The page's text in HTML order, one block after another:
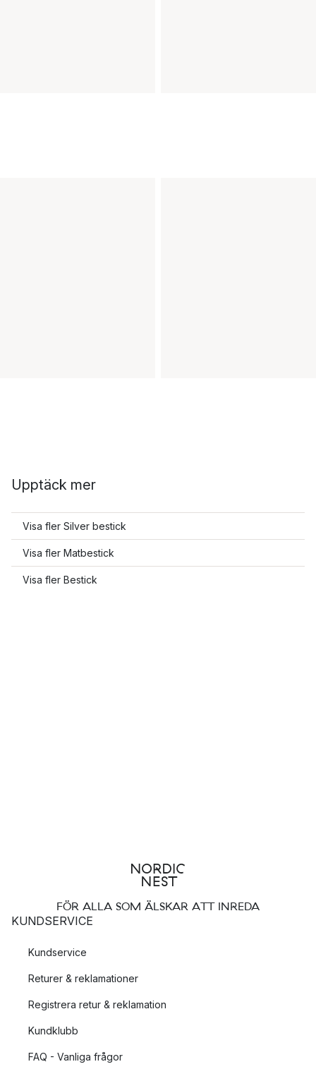
Upptäck mer
Visa fler Silver bestick
Visa fler Matbestick
Visa fler Bestick
FÖR ALLA SOM ÄLSKAR ATT INREDA
KUNDSERVICE
Kundservice
Returer & reklamationer
Registrera retur & reklamation
Kundklubb
FAQ - Vanliga frågor